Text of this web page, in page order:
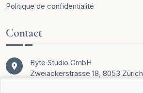
Politique de confidentialité
Contact
Byte Studio GmbH
Zweiackerstrasse 18, 8053 Zürich